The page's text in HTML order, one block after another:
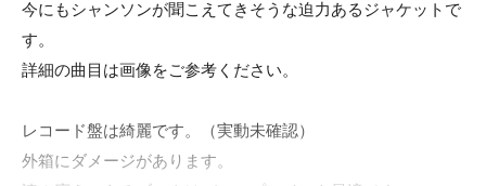
今にもシャンソンが聞こえてきそうな迫力あるジャケットで
す。
詳細の曲目は画像をご参考ください。
レコード盤は綺麗です。（実動未確認）
外箱にダメージがあります。